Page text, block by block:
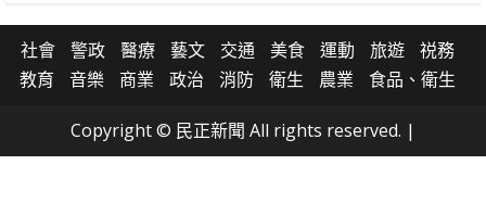
社會 警政 醫療 藝文 交通 美食 運動 旅遊
祱務
教育
音樂 商業 政治 消防 衛生 農業 食品、衛生
Copyright © 民正新聞 All rights reserved. |